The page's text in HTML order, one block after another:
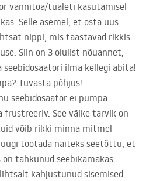
vannitoa/tualeti kasutamisel
Selle asemel, et osta uus
nippi, mis taastavad rikkis
Siin on 3 olulist nõuannet,
seebidosaatori ilma kellegi abita!
Tuvasta põhjus!
seebidosaator ei pumpa
frustreeriv. See väike tarvik on
võib rikki minna mitmel
töötada näiteks seetõttu, et
tahkunud seebikamakas.
kahjustunud sisemised